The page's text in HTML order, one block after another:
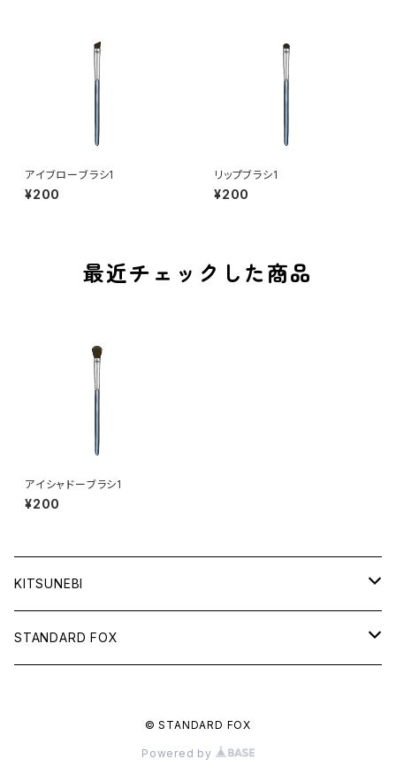
アイブローブラシ1
¥200
リップブラシ1
¥200
最近チェックした商品
アイシャドーブラシ1
¥200
KITSUNEBI
フルカ
STANDARD FOX
© STANDARD FOX
Powered by